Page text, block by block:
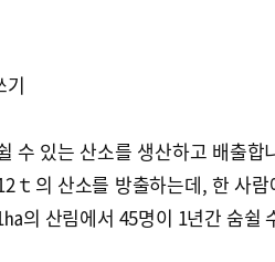
기
수 있는 산소를 생산하고 배출
ｔ의 산소를 방출하는데, 한 사
의 산림에서 45명이 1년간 숨쉴